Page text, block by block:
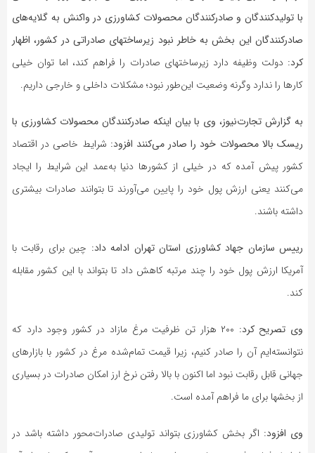
با تولیدکنندگان و صادرکنندگان محصولات کشاورزی در واکنش به گلایه‌های
صادرکنندگان این بخش به خاطر نبود زیرساختهای صادراتی در کشور، اظهار
کرد: دولت وظیفه دارد زیرساختهای صادرات را فراهم کند، اما توان خیلی
کارها را ندارد وگرنه وضعیت‌ این‌طور نبود؛ مشکلات داخلی و خارجی داریم.
به گزارش تجارت‌نیوز، وی با بیان اینکه صادرکنندگان محصولات کشاورزی با
ریسک بالا محصولات خود را صادر می‌کنند افزود: شرایط خاصی در اقتصاد
کشور پیش آمده که در خیلی از کشورها دنیا به‌عمد این شرایط را ایجاد
می‌کنند یعنی ارزش پول خود را پایین می‌آورند تا بتوانند صادرات بیشتری
داشته باشند.
رییس سازمان جهاد کشاورزی استان تهران ادامه داد: چین برای رقابت با
آمریکا ارزش پول خود را چند مرتبه کاهش داد تا بتواند با این کشور مقابله
کند.
وی تصریح کرد:
۲۰۰ هزار تن ظرفیت مرغ مازاد در کشور وجود دارد که
نتوانسته‌ایم آن را صادر کنیم، زیرا قیمت تمام‌شده مرغ در کشور با بازارهای
جهانی قابل رقابت نبود اما اکنون با بالا رفتن نرخ ارز امکان صادرات در بسیاری
از بخشها برای ما فراهم آمده است.
وی افزود: اگر بخش کشاورزی بتواند تولیدی صادرات‌محور داشته باشد در